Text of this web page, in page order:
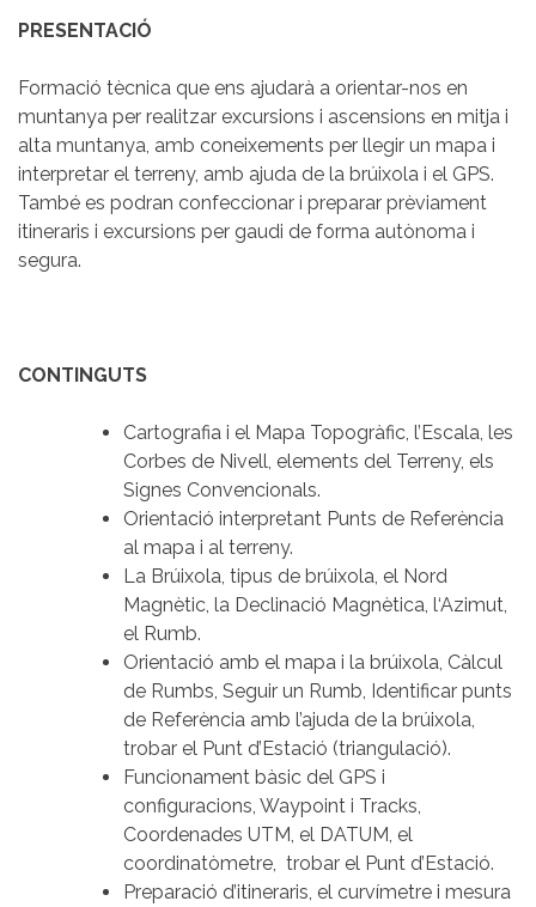
PRESENTACIÓ
Formació tècnica que ens ajudarà a orientar-nos en
muntanya per realitzar excursions i ascensions en mitja i
alta muntanya, amb coneixements per llegir un mapa i
interpretar el terreny, amb ajuda de la brúixola i el GPS.
També es podran confeccionar i preparar prèviament
itineraris i excursions per gaudi de forma autònoma i
segura.
CONTINGUTS
Cartografia i el Mapa Topogràfic, l’Escala, les
Corbes de Nivell, elements del Terreny, els
Signes Convencionals.
Orientació interpretant Punts de Referència
al mapa i al terreny.
La Brúixola, tipus de brúixola, el Nord
Magnètic, la Declinació Magnètica, l‘Azimut,
el Rumb.
Orientació amb el mapa i la brúixola, Càlcul
de Rumbs, Seguir un Rumb, Identificar punts
de Referència amb l’ajuda de la brúixola,
trobar el Punt d’Estació (triangulació).
Funcionament bàsic del GPS i
configuracions, Waypoint i Tracks,
Coordenades UTM, el DATUM, el
coordinatòmetre, trobar el Punt d’Estació.
Preparació d’itineraris, el curvímetre i mesura